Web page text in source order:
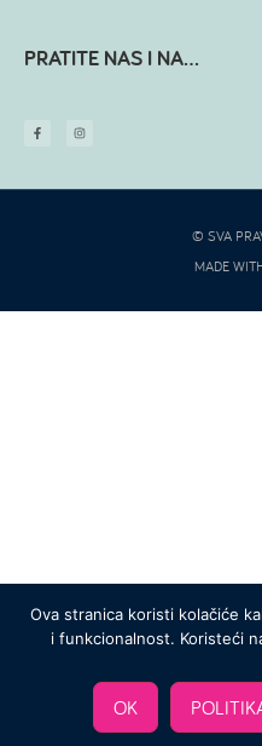
PRATITE NAS I NA...
© SVA
MADE
Ova stranica koristi kolačiće
i funkcionalnost. Koristeći
OK